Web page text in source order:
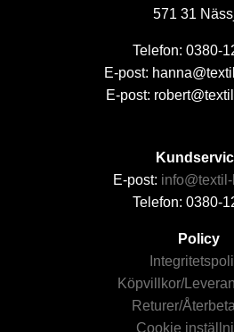
571 31
Telefon: 0380-
E-post:
E-post:
E-post:
Telefon: 0380-
Policy
Köpvillkor/
Returer/
Cookie